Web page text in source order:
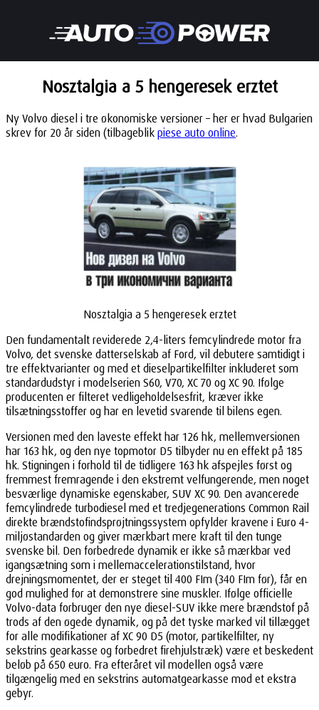
Nosztalgia a 5 hengeresek erztet
Ny Volvo diesel i tre økonomiske versioner – her er hvad Bulgarien
skrev for 20 år siden (tilbageblik piese auto online.
Nosztalgia a 5 hengeresek erztet
Den fundamentalt reviderede 2,4-liters femcylindrede motor fra
Volvo, det svenske datterselskab af Ford, vil debutere samtidigt i
tre effektvarianter og med et dieselpartikelfilter inkluderet som
standardudstyr i modelserien S60, V70, XC 70 og XC 90. Ifølge
producenten er filteret vedligeholdelsesfrit, kræver ikke
tilsætningsstoffer og har en levetid svarende til bilens egen.
Versionen med den laveste effekt har 126 hk, mellemversionen
har 163 hk, og den nye topmotor D5 tilbyder nu en effekt på 185
hk. Stigningen i forhold til de tidligere 163 hk afspejles først og
fremmest fremragende i den ekstremt velfungerende, men noget
besværlige dynamiske egenskaber, SUV XC 90. Den avancerede
femcylindrede turbodiesel med et tredjegenerations Common Rail
direkte brændstofindsprøjtningssystem opfylder kravene i Euro 4-
miljøstandarden og giver mærkbart mere kraft til den tunge
svenske bil. Den forbedrede dynamik er ikke så mærkbar ved
igangsætning som i mellemaccelerationstilstand, hvor
drejningsmomentet, der er steget til 400 FIm (340 FIm før), får en
god mulighed for at demonstrere sine muskler. Ifølge officielle
Volvo-data forbruger den nye diesel-SUV ikke mere brændstof på
trods af den øgede dynamik, og på det tyske marked vil tillægget
for alle modifikationer af XC 90 D5 (motor, partikelfilter, ny
sekstrins gearkasse og forbedret firehjulstræk) være et beskedent
beløb på 650 euro. Fra efteråret vil modellen også være
tilgængelig med en sekstrins automatgearkasse mod et ekstra
gebyr.